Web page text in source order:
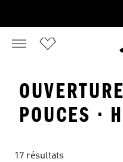
POUCES ·
17 résultats